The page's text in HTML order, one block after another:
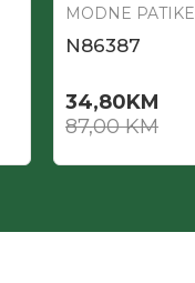
MODNE PATIKE
N86387
34,80KM
87,00KM